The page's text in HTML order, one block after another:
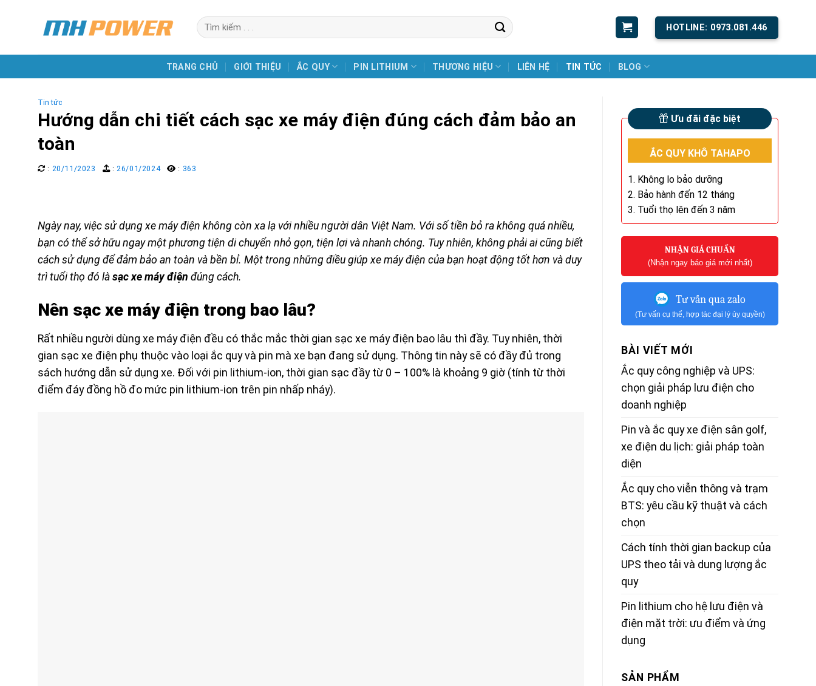
Search
for:
HOTLINE: 0973.081.446
TRANG CHỦ GIỚI THIỆU ẮC QUY PIN LITHIUM THƯƠNG HIỆU LIÊN HỆ TIN TỨC BLOG
Tin tức
Hướng dẫn chi tiết cách sạc xe máy điện đúng cách đảm bảo an
toàn
: 20/11/2023 :26/01/2024 : 363
Ngày nay, việc sử dụng xe máy điện không còn xa lạ với nhiều người dân Việt Nam. Với số tiền bỏ ra không quá nhiều,
bạn có thể sở hữu ngay một phương tiện di chuyển nhỏ gọn, tiện lợi và nhanh chóng. Tuy nhiên, không phải ai cũng biết
cách sử dụng để đảm bảo an toàn và bền bỉ. Một trong những điều giúp xe máy điện của bạn hoạt động tốt hơn và duy
trì tuổi thọ đó là sạc xe máy điện đúng cách.
Nên sạc xe máy điện trong bao lâu?
Rất nhiều người dùng xe máy điện đều có thắc mắc thời gian sạc xe máy điện bao lâu thì đầy. Tuy nhiên, thời
gian sạc xe điện phụ thuộc vào loại ắc quy và pin mà xe bạn đang sử dụng. Thông tin này sẽ có đầy đủ trong
sách hướng dẫn sử dụng xe. Đối với pin lithium-ion, thời gian sạc đầy từ 0 – 100% là khoảng 9 giờ (tính từ thời
điểm đáy đồng hồ đo mức pin lithium-ion trên pin nhấp nháy).
Ưu đãi đặc biệt
ẮC QUY KHÔ TAHAPO
1. Không lo bảo dưỡng
2. Bảo hành đến 12 tháng
3. Tuổi thọ lên đến 3 năm
NHẬN GIÁ CHUẨN
(Nhận ngay báo giá mới nhất)
Tư vấn qua zalo
(Tư vấn cụ thể, hợp tác đại lý ủy quyền)
BÀI VIẾT MỚI
Ắc quy công nghiệp và UPS:
chọn giải pháp lưu điện cho
doanh nghiệp
Pin và ắc quy xe điện sân golf,
xe điện du lịch: giải pháp toàn
diện
Ắc quy cho viễn thông và trạm
BTS: yêu cầu kỹ thuật và cách
chọn
Cách tính thời gian backup của
UPS theo tải và dung lượng ắc
quy
Pin lithium cho hệ lưu điện và
điện mặt trời: ưu điểm và ứng
dụng
SẢN PHẨM